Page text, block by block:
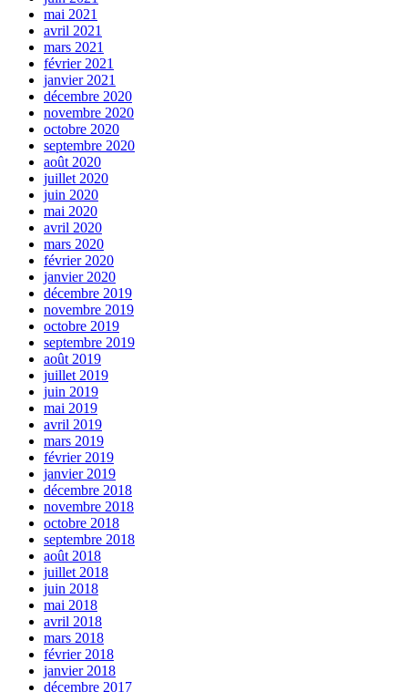
mai 2021
avril 2021
mars 2021
février 2021
janvier 2021
décembre 2020
novembre 2020
octobre 2020
septembre 2020
août 2020
juillet 2020
juin 2020
mai 2020
avril 2020
mars 2020
février 2020
janvier 2020
décembre 2019
novembre 2019
octobre 2019
septembre 2019
août 2019
juillet 2019
juin 2019
mai 2019
avril 2019
mars 2019
février 2019
janvier 2019
décembre 2018
novembre 2018
octobre 2018
septembre 2018
août 2018
juillet 2018
juin 2018
mai 2018
avril 2018
mars 2018
février 2018
janvier 2018
décembre 2017